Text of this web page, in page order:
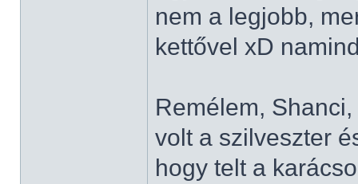
nem a legjobb,
kettővel xD
Remélem,
volt a szilveszter
hogy telt a